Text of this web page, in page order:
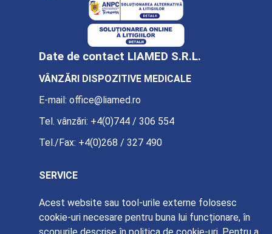
Date de contact LIAMED S.R.L.
VÂNZĂRI DISPOZITIVE MEDICALE
E-mail: office@liamed.ro
Tel. vânzări: +4(0)744 / 306 554
Tel./Fax: +4(0)268 / 327 490
SERVICE
E-mail:
service@liamed.ro
Tel. service:+4(0)739 / 885 387
Acest website sau tool-urile externe folosesc
cookie-uri necesare pentru buna lui funcționare, în